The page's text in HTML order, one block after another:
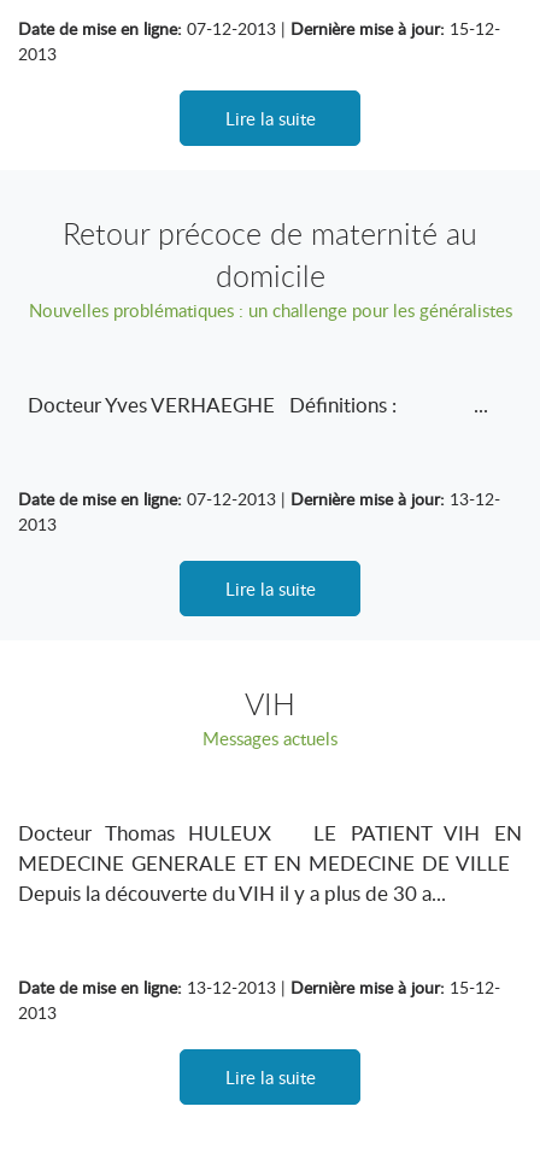
Date de mise en ligne: 07-12-2013 | Dernière mise à jour: 15-12-
2013
Lire la suite
Retour précoce de maternité au
domicile
Nouvelles problématiques : un challenge pour les généralistes
Docteur Yves VERHAEGHE Définitions : ...
Date de mise en ligne: 07-12-2013 | Dernière mise à jour: 13-12-
2013
Lire la suite
VIH
Messages actuels
Docteur Thomas HULEUX LE PATIENT VIH EN
MEDECINE GENERALE ET EN MEDECINE DE VILLE
Depuis la découverte du VIH il y a plus de 30 a...
Date de mise en ligne: 13-12-2013 | Dernière mise à jour: 15-12-
2013
Lire la suite